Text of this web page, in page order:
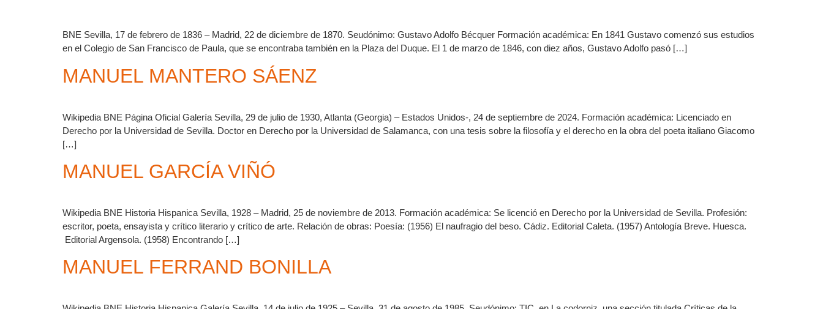
BNE Sevilla, 17 de febrero de 1836 – Madrid, 22 de diciembre de 1870. Seudónimo: Gustavo Adolfo Bécquer Formación académica: En 1841 Gustavo comenzó sus estudios
en el Colegio de San Francisco de Paula, que se encontraba también en la Plaza del Duque. El 1 de marzo de 1846, con diez años, Gustavo Adolfo pasó […]
MANUEL MANTERO SÁENZ
Wikipedia BNE Página Oficial Galería Sevilla, 29 de julio de 1930, Atlanta (Georgia) – Estados Unidos-, 24 de septiembre de 2024. Formación académica: Licenciado en
Derecho por la Universidad de Sevilla. Doctor en Derecho por la Universidad de Salamanca, con una tesis sobre la filosofía y el derecho en la obra del poeta italiano Giacomo
[…]
MANUEL GARCÍA VIÑÓ
Wikipedia BNE Historia Hispanica Sevilla, 1928 – Madrid, 25 de noviembre de 2013. Formación académica: Se licenció en Derecho por la Universidad de Sevilla. Profesión:
escritor, poeta, ensayista y crítico literario y crítico de arte. Relación de obras: Poesía: (1956) El naufragio del beso. Cádiz. Editorial Caleta. (1957) Antología Breve. Huesca.
Editorial Argensola. (1958) Encontrando […]
MANUEL FERRAND BONILLA